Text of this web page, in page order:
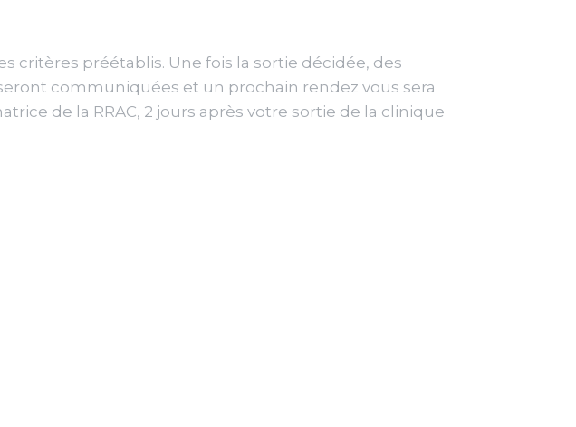
critères préétablis. Une fois la sortie décidée, des
communiquées et un prochain rendez vous sera
de la RRAC, 2 jours après votre sortie de la clinique